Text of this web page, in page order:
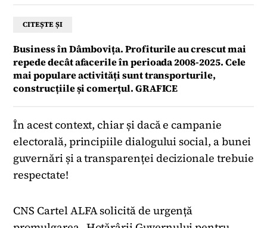
CITEȘTE ȘI
Business în Dâmbovița. Profiturile au crescut mai
repede decât afacerile în perioada 2008-2025. Cele
mai populare activități sunt transporturile,
construcțiile și comerțul. GRAFICE
În acest context, chiar și dacă e campanie
electorală, principiile dialogului social, a bunei
guvernări și a transparenței decizionale trebuie
respectate!
CNS Cartel ALFA solicită de urgență